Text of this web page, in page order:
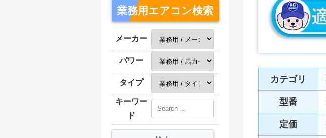
カテゴリ
型番
定価
業務用エアコン検索
メーカー
パワー
タイプ
キーワー
ド